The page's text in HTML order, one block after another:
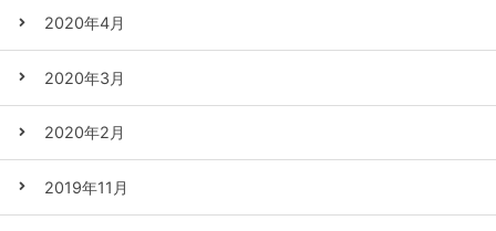
2020年4月
2020年3月
2020年2月
2019年11月